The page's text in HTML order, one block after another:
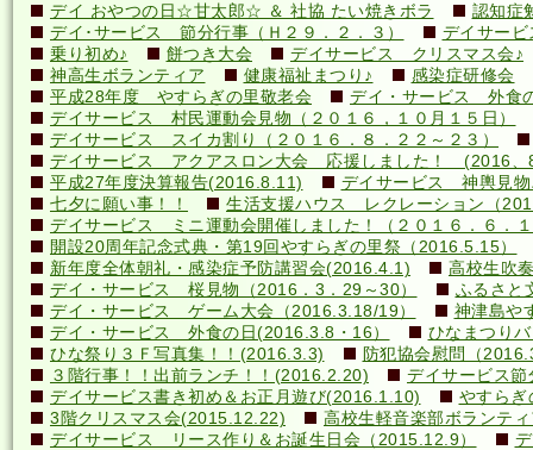
デイ おやつの日☆甘太郎☆ ＆ 社協 たい焼きボラ
認知症
デイ･サービス 節分行事（Ｈ２９．２．３）
デイサー
乗り初め♪
餅つき大会
デイサービス クリスマス会♪
神高生ボランティア
健康福祉まつり♪
感染症研修会
平成28年度 やすらぎの里敬老会
デイ・サービス 外食
デイサービス 村民運動会見物（２０１６，１０月１５日）
デイサービス スイカ割り（２０１６．８．２２～２３）
デイサービス アクアスロン大会 応援しました！ (2016、
平成27年度決算報告(2016.8.11)
デイサービス 神輿見物
七夕に願い事！！
生活支援ハウス レクレーション（
デイサービス ミニ運動会開催しました！（２０１６．６．
開設20周年記念式典・第19回やすらぎの里祭（2016.5.15）
新年度全体朝礼・感染症予防講習会(2016.4.1)
高校生吹
デイ・サービス 桜見物（2016．3．29～30）
ふるさと
デイ・サービス ゲーム大会（2016.3.18/19）
神津島や
デイ・サービス 外食の日(2016.3.8・16）
ひなまつり
ひな祭り３Ｆ写真集！！(2016.3.3)
防犯協会慰問（
３階行事！！出前ランチ！！(2016.2.20)
デイサービス
デイサービス書き初め＆お正月遊び(2016.1.10)
やすら
3階クリスマス会(2015.12.22)
高校生軽音楽部ボランテ
デイサービス リース作り＆お誕生日会（2015.12.9）